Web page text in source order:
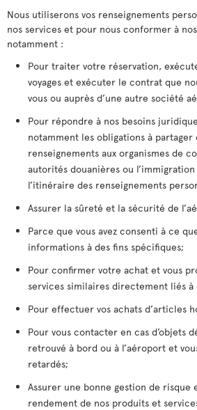
Nous utiliserons vos renseignements
nos services et pour nous conformer à
notamment :
Pour traiter votre réservation,
voyages et exécuter le contrat que
vous ou auprès d’une autre société
Pour répondre à nos besoins
notamment les obligations à partager
renseignements aux organismes de
autorités douanières ou
l’itinéraire des renseignements
Assurer la sûreté et la sécurité de
Parce que vous avez consenti à ce
informations à des fins spécifiques;
Pour confirmer votre achat et vous
services similaires directement liés à
Pour effectuer vos achats d’articles
Pour vous contacter en cas d’objets
retrouvé à bord ou à l’aéroport et
retardés;
Assurer une bonne gestion de risque
rendement de nos produits et